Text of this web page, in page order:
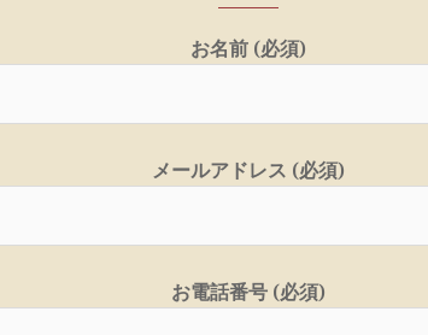
お名前 (必須)
メールアドレス (必須)
お電話番号 (必須)